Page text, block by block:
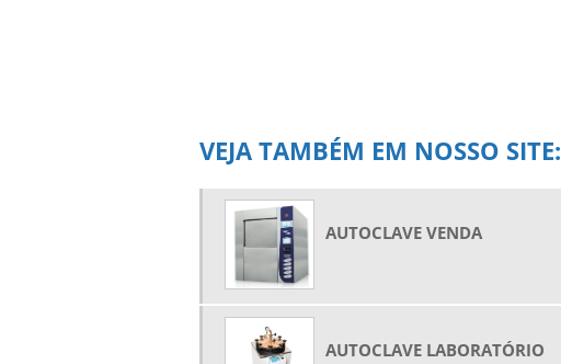
VEJA TAMBÉM EM NOSSO SITE:
AUTOCLAVE VENDA
AUTOCLAVE LABORATÓRIO